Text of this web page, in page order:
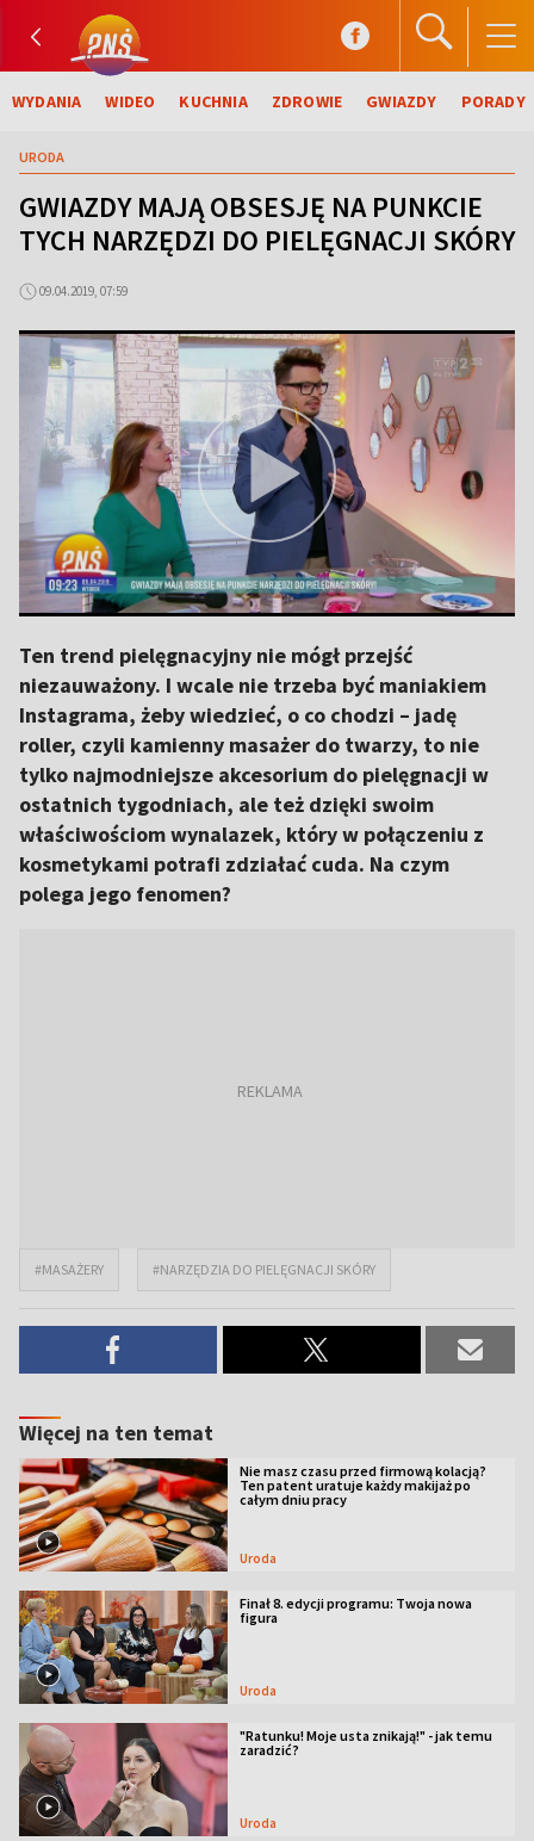
WYDANIA WIDEO KUCHNIA ZDROWIE GWIAZDY PORADY
URODA
GWIAZDY MAJĄ OBSESJĘ NA PUNKCIE
TYCH NARZĘDZI DO PIELĘGNACJI SKÓRY
09.04.2019, 07:59
Ten trend pielęgnacyjny nie mógł przejść
niezauważony. I wcale nie trzeba być maniakiem
Instagrama, żeby wiedzieć, o co chodzi – jadę
roller, czyli kamienny masażer do twarzy, to nie
tylko najmodniejsze akcesorium do pielęgnacji w
ostatnich tygodniach, ale też dzięki swoim
właściwościom wynalazek, który w połączeniu z
kosmetykami potrafi zdziałać cuda. Na czym
polega jego fenomen?
#MASAŻERY #NARZĘDZIA DO PIELĘGNACJI SKÓRY
Więcej na ten temat
Nie masz czasu przed firmową kolacją?
Ten patent uratuje każdy makijaż po
całym dniu pracy
Uroda
Finał 8. edycji programu: Twoja nowa
figura
Uroda
"Ratunku! Moje usta znikają!" - jak temu
zaradzić?
Uroda